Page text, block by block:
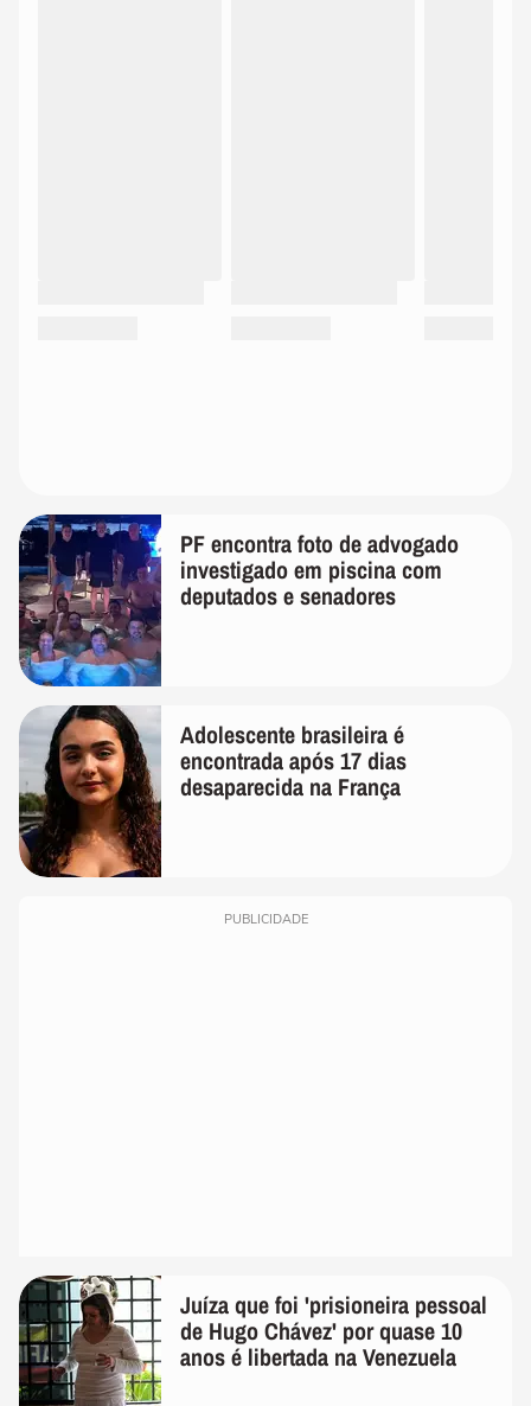
PF encontra foto de advogado
investigado em piscina com
deputados e senadores
Adolescente brasileira é
encontrada após 17 dias
desaparecida na França
PUBLICIDADE
Juíza que foi 'prisioneira pessoal
de Hugo Chávez' por quase 10
anos é libertada na Venezuela